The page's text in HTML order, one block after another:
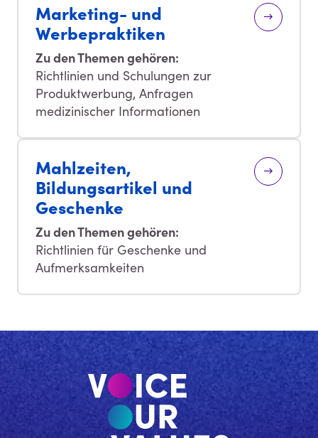
Marketing- und
Werbepraktiken
Zu den Themen gehören:
Richtlinien und Schulungen zur
Produktwerbung, Anfragen
medizinischer Informationen
Mahlzeiten,
Bildungsartikel und
Geschenke
Zu den Themen gehören:
Richtlinien für Geschenke und
Aufmerksamkeiten